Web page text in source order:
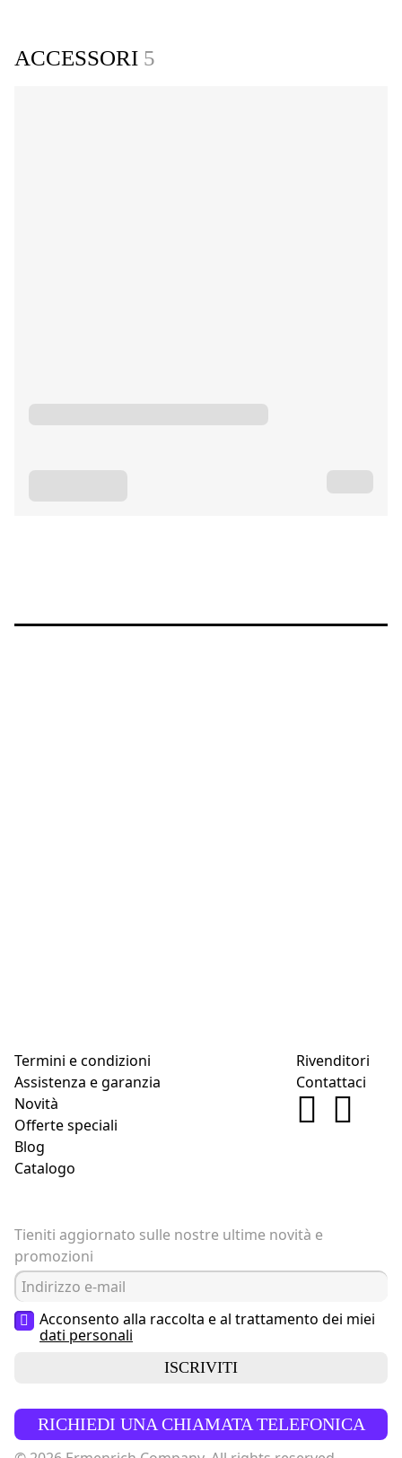
ACCESSORI 5
Termini e condizioni
Assistenza e garanzia
Novità
Offerte speciali
Blog
Catalogo
Rivenditori
Contattaci
Tieniti aggiornato sulle nostre ultime novità e
promozioni
Acconsento alla raccolta e al trattamento dei miei
dati personali
ISCRIVITI
RICHIEDI UNA CHIAMATA TELEFONICA